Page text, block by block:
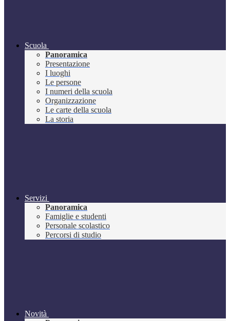
Scuola
Panoramica
Presentazione
I luoghi
Le persone
I numeri della scuola
Organizzazione
Le carte della scuola
La storia
Servizi
Panoramica
Famiglie e studenti
Personale scolastico
Percorsi di studio
Novità